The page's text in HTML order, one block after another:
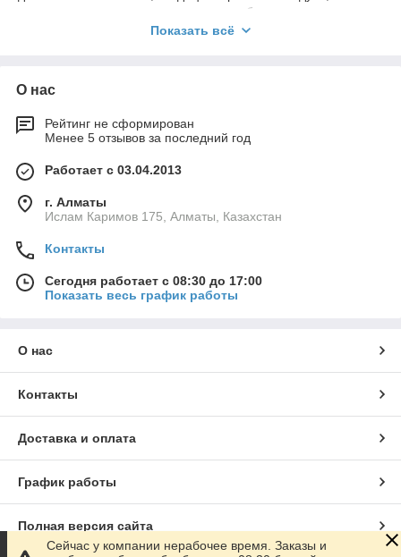
охлаждения и коммунального водоснабжения.
Циркуляционные насосы NMT (New Motor Technology)
одинарные и сдвоенные насосные агрегаты с переменной
частотой вращения, регулируемой с помощью электронного
устройства. В насосе постоянно измеряются давление и
расход, скорость насоса автоматически регулируется в
соответствии с выбранным режимом работы насоса.
управлением: для всех систем отопления, вентиляции,
охлаждения и кондиционирования (ОВиК/ HVAC&R), в
соответствии с директивой VDI 2035.
ОСНОВНЫЕ ХАРАКТЕРИСТИКИ NMT SMART:
энергоэффективный электродвигатель с электронной
коммутацией на основе постоянных магнитов
светодиодный дисплей для управления;
автоматический режим- оперативная адаптация к
встроенная электрозащита;
простое управление и монтаж;
низкий уровень шума при работе и автоматическое
удаление воздуха;
Показать всё
О нас
Рейтинг не сформирован
Менее 5 отзывов за последний год
Работает с 03.04.2013
г. Алматы
Ислам Каримов 175, Алматы, Казахстан
Контакты
Сегодня работает с 08:30 до 17:00
Показать весь график работы
О нас
Контакты
Доставка и оплата
График работы
Полная версия сайта
Сейчас у компании нерабочее время. Заказы и